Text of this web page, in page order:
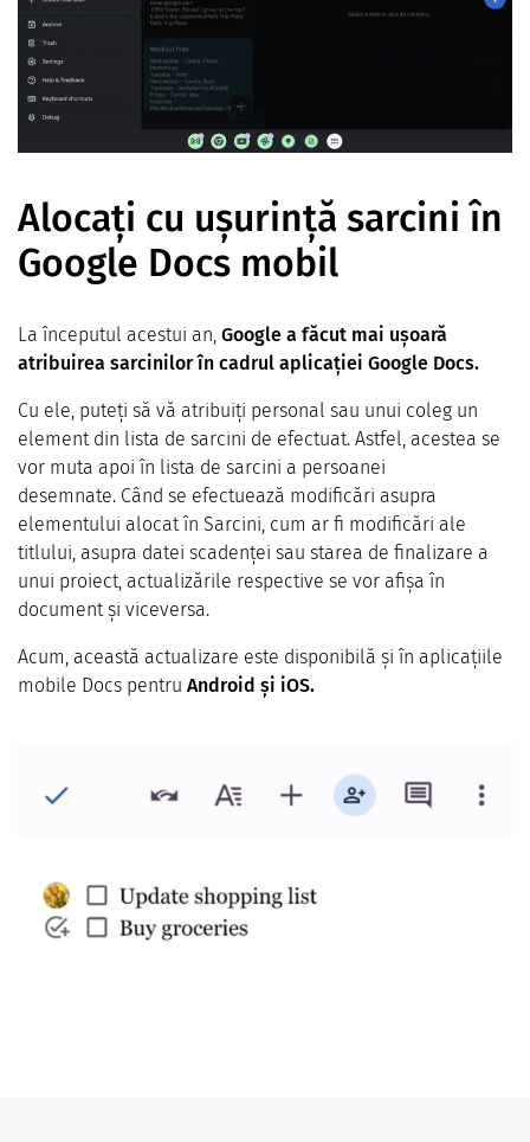
Alocați cu ușurință sarcini în
Google Docs mobil
La începutul acestui an, Google a făcut mai ușoară
atribuirea sarcinilor în cadrul aplicației Google Docs.
Cu ele, puteți să vă atribuiți personal sau unui coleg un
element din lista de sarcini de efectuat. Astfel, acestea se
vor muta apoi în lista de sarcini a persoanei
desemnate. Când se efectuează modificări asupra
elementului alocat în Sarcini, cum ar fi modificări ale
titlului, asupra datei scadenței sau starea de finalizare a
unui proiect, actualizările respective se vor afișa în
document și viceversa.
Acum, această actualizare este disponibilă și în aplicațiile
mobile Docs pentru Android și iOS.